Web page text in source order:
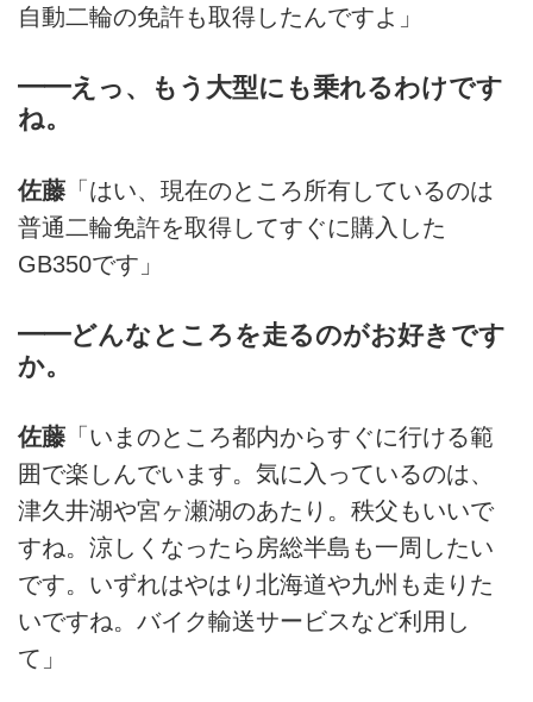
自動二輪の免許も取得したんですよ」
━━えっ、もう大型にも乗れるわけです
ね。
佐藤 「はい、現在のところ所有しているのは
普通二輪免許を取得してすぐに購入した
GB350です」
━━どんなところを走るのがお好きです
か。
佐藤 「いまのところ都内からすぐに行ける範
囲で楽しんでいます。気に入っているのは、
津久井湖や宮ヶ瀬湖のあたり。秩父もいいで
すね。涼しくなったら房総半島も一周したい
です。いずれはやはり北海道や九州も走りた
いですね。バイク輸送サービスなど利用し
て」